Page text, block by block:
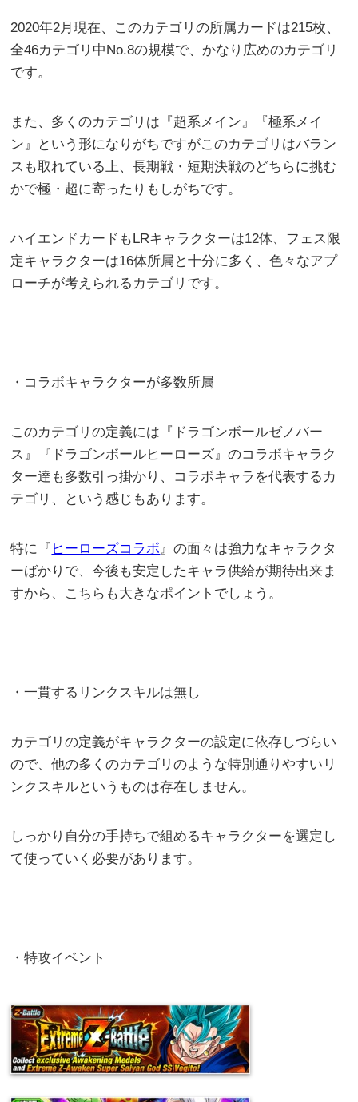
2020年2月現在、このカテゴリの所属カードは215枚、
全46カテゴリ中No.8の規模で、かなり広めのカテゴリ
です。
また、多くのカテゴリは『超系メイン』『極系メイ
ン』という形になりがちですがこのカテゴリはバラン
スも取れている上、長期戦・短期決戦のどちらに挑む
かで極・超に寄ったりもしがちです。
ハイエンドカードもLRキャラクターは12体、フェス限
定キャラクターは16体所属と十分に多く、色々なアプ
ローチが考えられるカテゴリです。
・コラボキャラクターが多数所属
このカテゴリの定義には『ドラゴンボールゼノバー
ス』『ドラゴンボールヒーローズ』のコラボキャラク
ター達も多数引っ掛かり、コラボキャラを代表するカ
テゴリ、という感じもあります。
特に『 ヒーローズコラボ』の面々は強力なキャラクタ
ーばかりで、今後も安定したキャラ供給が期待出来ま
すから、こちらも大きなポイントでしょう。
・一貫するリンクスキルは無し
カテゴリの定義がキャラクターの設定に依存しづらい
ので、他の多くのカテゴリのような特別通りやすいリ
ンクスキルというものは存在しません。
しっかり自分の手持ちで組めるキャラクターを選定し
て使っていく必要があります。
・特攻イベント